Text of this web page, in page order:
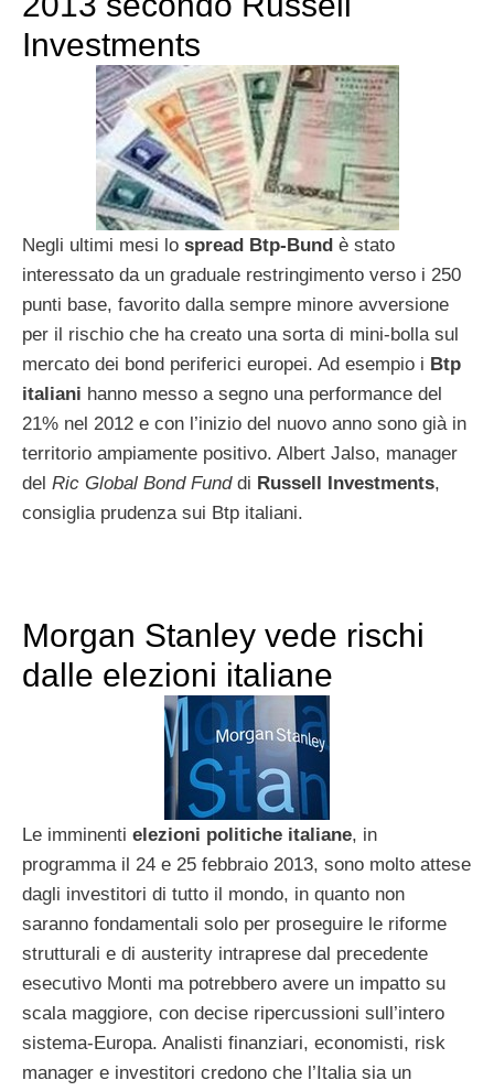
Investments
Negli ultimi mesi lo spread Btp-Bund è stato
interessato da un graduale restringimento verso i 250
punti base, favorito dalla sempre minore avversione
per il rischio che ha creato una sorta di mini-bolla sul
mercato dei bond periferici europei. Ad esempio i Btp
italiani hanno messo a segno una performance del
21% nel 2012 e con l’inizio del nuovo anno sono già in
territorio ampiamente positivo. Albert Jalso, manager
del Ric Global Bond Fund di Russell Investments,
consiglia prudenza sui Btp italiani.
Morgan Stanley vede rischi
dalle elezioni italiane
Le imminenti elezioni politiche italiane, in
programma il 24 e 25 febbraio 2013, sono molto attese
dagli investitori di tutto il mondo, in quanto non
saranno fondamentali solo per proseguire le riforme
strutturali e di austerity intraprese dal precedente
esecutivo Monti ma potrebbero avere un impatto su
scala maggiore, con decise ripercussioni sull’intero
sistema-Europa. Analisti finanziari, economisti, risk
manager e investitori credono che l’Italia sia un